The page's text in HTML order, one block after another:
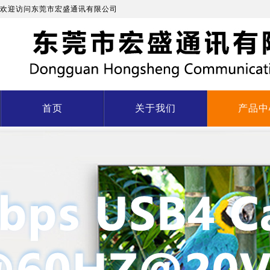
欢迎访问东莞市宏盛通讯有限公司
首页 关于我们 产品